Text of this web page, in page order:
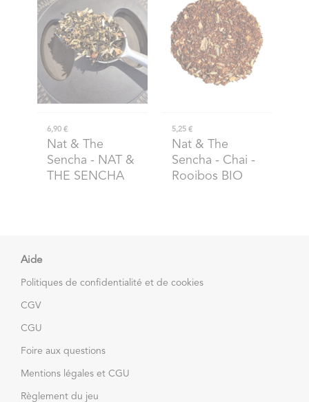
6,90 €
Nat & The
Sencha - NAT &
THE SENCHA
5,25 €
Nat & The
Sencha - Chai -
Rooibos BIO
Aide
Politiques de confidentialité et de cookies
CGV
CGU
Foire aux questions
Mentions légales et CGU
Règlement du jeu